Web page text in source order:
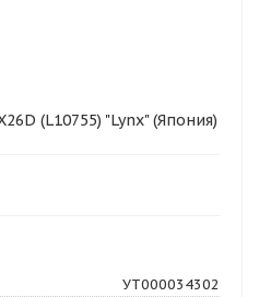
(L10755) "Lynx" (Япония)
УТ000034302